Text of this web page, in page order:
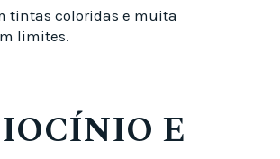
tintas coloridas e muita
limites.
E